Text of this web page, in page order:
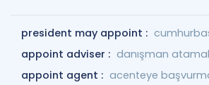
president may appoint :
appoint adviser : danışman
appoint agent : acenteye